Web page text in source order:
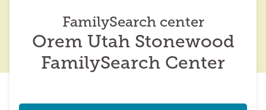
FamilySearch center
Orem Utah Stonewood
FamilySearch Center